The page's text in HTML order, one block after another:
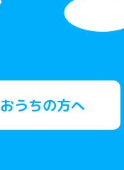
おうちの方へ